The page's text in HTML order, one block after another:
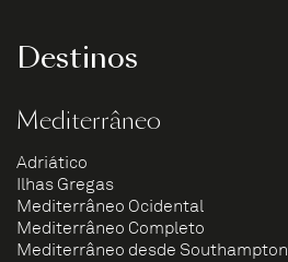
Destinos
Mediterrâneo
Adriático
Ilhas Gregas
Mediterrâneo Ocidental
Mediterrâneo Completo
Mediterrâneo desde Southampton